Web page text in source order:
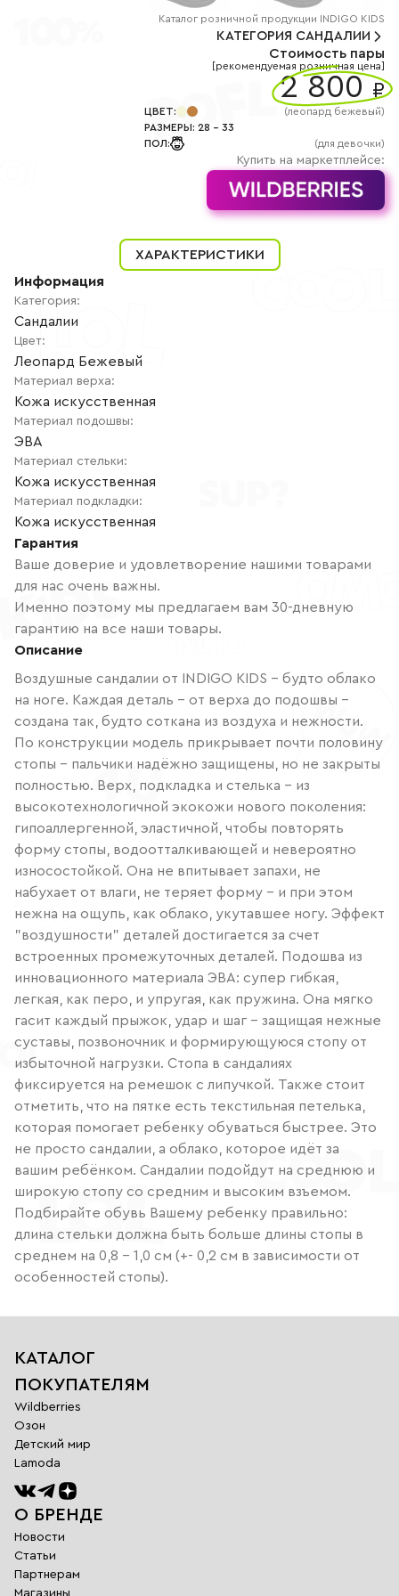
АВТОРИЗАЦИЯ
РЕГИСТРАЦИЯ
Каталог розничной продукции INDIGO KIDS
КАТЕГОРИЯ САНДАЛИИ
Стоимость пары
[рекомендуемая розничная цена]
2 800 ₽
ЦВЕТ: (леопард бежевый)
РАЗМЕРЫ: 28 - 33
ПОЛ: (для девочки)
Купить на маркетплейсе:
ХАРАКТЕРИСТИКИ
Информация
Категория:
Сандалии
Цвет:
Леопард Бежевый
Материал верха:
Кожа искусственная
Материал подошвы:
ЭВА
Материал стельки:
Кожа искусственная
Материал подкладки:
Кожа искусственная
Гарантия
Ваше доверие и удовлетворение нашими товарами
для нас очень важны.
Именно поэтому мы предлагаем вам 30-дневную
гарантию на все наши товары.
Описание
Воздушные сандалии от INDIGO KIDS – будто облако
на ноге. Каждая деталь – от верха до подошвы –
создана так, будто соткана из воздуха и нежности.
По конструкции модель прикрывает почти половину
стопы – пальчики надёжно защищены, но не закрыты
полностью. Верх, подкладка и стелька – из
высокотехнологичной экокожи нового поколения:
гипоаллергенной, эластичной, чтобы повторять
форму стопы, водоотталкивающей и невероятно
износостойкой. Она не впитывает запахи, не
набухает от влаги, не теряет форму – и при этом
нежна на ощупь, как облако, укутавшее ногу. Эффект
"воздушности" деталей достигается за счет
встроенных промежуточных деталей. Подошва из
инновационного материала ЭВА: супер гибкая,
легкая, как перо, и упругая, как пружина. Она мягко
гасит каждый прыжок, удар и шаг – защищая нежные
суставы, позвоночник и формирующуюся стопу от
избыточной нагрузки. Стопа в сандалиях
фиксируется на ремешок с липучкой. Также стоит
отметить, что на пятке есть текстильная петелька,
которая помогает ребенку обуваться быстрее. Это
не просто сандалии, а облако, которое идёт за
вашим ребёнком. Сандалии подойдут на среднюю и
широкую стопу со средним и высоким взъемом.
Подбирайте обувь Вашему ребенку правильно:
длина стельки должна быть больше длины стопы в
среднем на 0,8 – 1,0 см (+- 0,2 см в зависимости от
особенностей стопы).
КАТАЛОГ
ПОКУПАТЕЛЯМ
Wildberries
Озон
Детский мир
Lamoda
О БРЕНДЕ
Новости
Статьи
Партнерам
Магазины